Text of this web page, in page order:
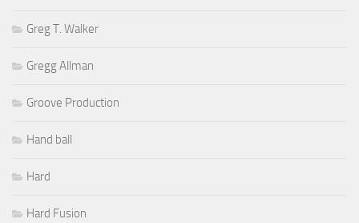
Greg T. Walker
Gregg Allman
Groove Production
Hand ball
Hard
Hard Fusion